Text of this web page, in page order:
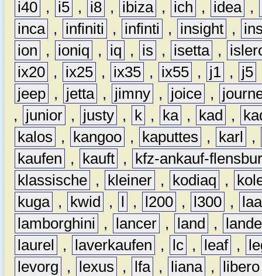
i40 , i5 , i8 , ibiza , ich , idea ,
inca , infiniti , infinti , insight ,
ion
, ioniq , iq , is , isetta ,
ix20 , ix25 , ix35 , ix55 , j1 , j5
jeep , jetta , jimny , joice ,
,
junior , justy , k , ka , kad ,
kalos
, kangoo , kaputtes , karl
,
kaufen
, kauft ,
kfz-ankauf-
klassische , kleiner , kodiaq ,
kuga , kwid , l , l200 , l300 ,
lamborghini
, lancer , land ,
laurel
, laverkaufen , lc , leaf ,
levorg
, lexus , lfa , liana ,
libero